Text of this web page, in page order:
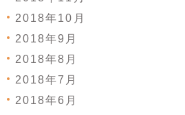
2018年10月
2018年9月
2018年8月
2018年7月
2018年6月